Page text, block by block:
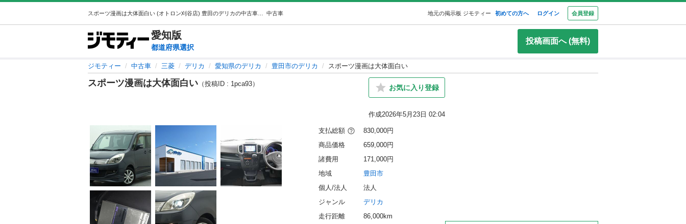
中古車 地元の掲示板 ジモティー 初めての方へ ログイン 会員登録
愛知版
都道府県選択
投稿画面へ (無料)
ジモティー 中古車 三菱 デリカ 愛知県のデリカ 豊田市のデリカ スポーツ漫画は大体面白い
スポーツ漫画は大体面白い （投稿ID : 1pca93） お気に入り登録
作成2026年5月23日 02:04
支払総額
830,000円
商品価格
659,000円
諸費用
171,000円
地域
豊田市
個人/法人
法人
ジャンル
デリカ
走行距離
86,000km